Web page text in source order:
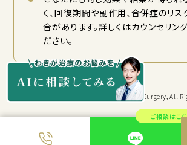
ご相談はこ
く、回復期間や副作用、合併症のリ
合があります。詳しくはカウンセリン
ださい。
Copyright © KYORITSU Cosmetic Surgery, All